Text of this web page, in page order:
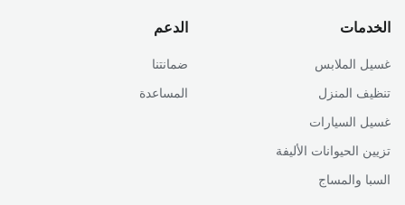
الخدمات
غسيل الملابس
تنظيف المنزل
غسيل السيارات
تزيين الحيوانات الأليفة
السبا والمساج
الدعم
ضمانتنا
المساعدة